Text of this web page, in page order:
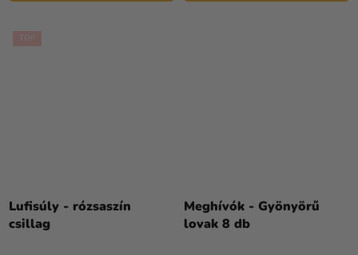
Lufisúly - rózsaszín
csillag
Meghívók - Gyönyörű
lovak 8 db